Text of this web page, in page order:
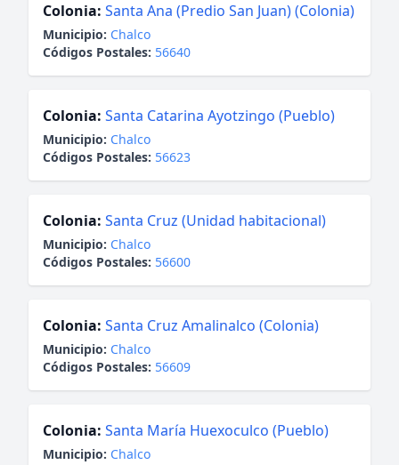
Colonia: Santa Ana (Predio San Juan) (Colonia)
Municipio: Chalco
Códigos Postales: 56640
Colonia: Santa Catarina Ayotzingo (Pueblo)
Municipio: Chalco
Códigos Postales: 56623
Colonia: Santa Cruz (Unidad habitacional)
Municipio: Chalco
Códigos Postales: 56600
Colonia: Santa Cruz Amalinalco (Colonia)
Municipio: Chalco
Códigos Postales: 56609
Colonia: Santa María Huexoculco (Pueblo)
Municipio: Chalco